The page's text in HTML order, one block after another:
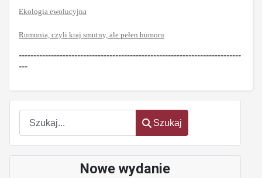
Szukaj
Szukaj
Nowe wydanie
Ekologia ewolucyjna
Rumunia, czyli kraj smutny, ale pełen humoru
----------------------------------------------------------------------------
---